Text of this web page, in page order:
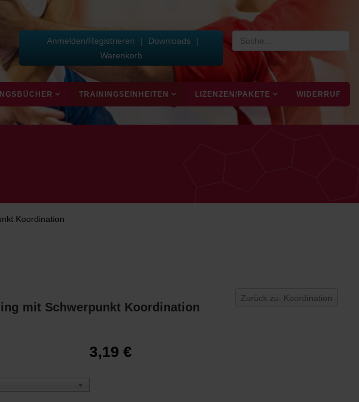
Anmelden/Registrieren | Downloads
|
Warenkorb
TRAININGSEINHEITEN LIZENZEN/PAKETE WIDERRUF
Koordination
Zurück zu: Koordination
mit Schwerpunkt Koordination
3,19 €